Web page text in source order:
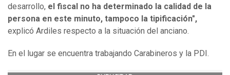
desarrollo, el fiscal no ha determinado la calidad de la
persona en este minuto, tampoco la tipificación",
explicó Ardiles respecto a la situación del anciano.
En el lugar se encuentra trabajando Carabineros y la PDI.